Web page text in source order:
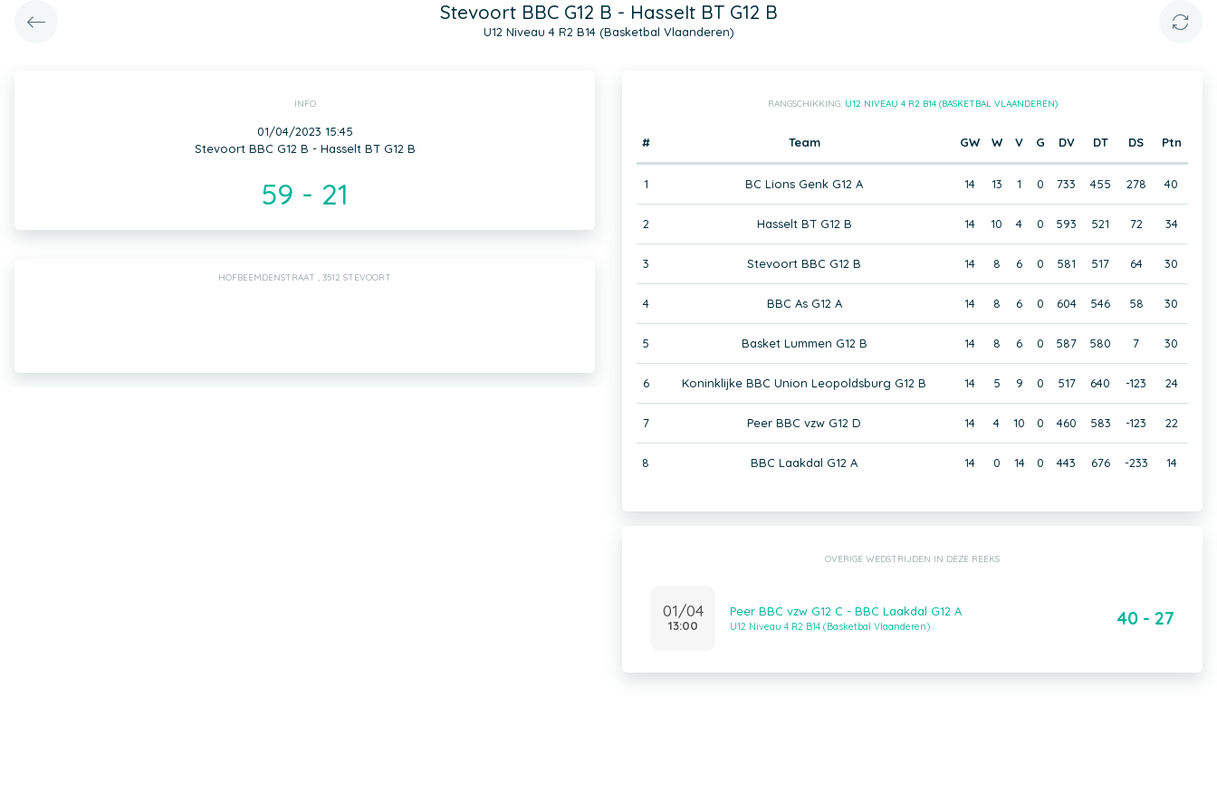
Stevoort BBC G12 B - Hasselt BT G12 B
U12 Niveau 4 R2 B14 (Basketbal Vlaanderen)
INFO
01/04/2023 15:45
Stevoort BBC G12 B - Hasselt BT G12 B
59 - 21
HOFBEEMDENSTRAAT , 3512 STEVOORT
RANGSCHIKKING: U12 NIVEAU 4 R2 B14 (BASKETBAL VLAANDEREN)
# Team GW W V G DV DT DS Ptn
1 BC Lions Genk G12 A 14 13 1 0 733 455 278 40
2 Hasselt BT G12 B 14 10 4 0 593 521 72 34
3 Stevoort BBC G12 B 14 8 6 0 581 517 64 30
4 BBC As G12 A 14 8 6 0 604 546 58 30
5 Basket Lummen G12 B 14 8 6 0 587 580 7 30
6 Koninklijke BBC Union Leopoldsburg G12 B 14 5 9 0 517 640 -123 24
7 Peer BBC vzw G12 D 14 4 10 0 460 583 -123 22
8 BBC Laakdal G12 A 14 0 14 0 443 676 -233 14
OVERIGE WEDSTRIJDEN IN DEZE REEKS
01/04
13:00
Peer BBC vzw G12 C - BBC Laakdal G12 A
U12 Niveau 4 R2 B14 (Basketbal Vlaanderen) 40 - 27